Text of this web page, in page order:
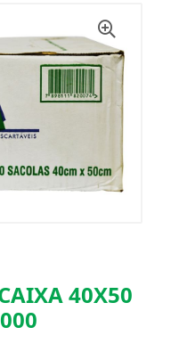
40X50